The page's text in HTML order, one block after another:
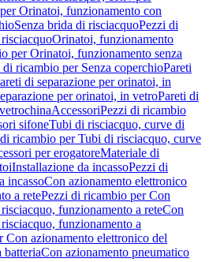
Orinatoi, funzionamento con
Senza brida di risciacquoPezzi di
Orinatoi, funzionamento
per Orinatoi, funzionamento senza
di ricambio per Senza coperchioPareti
di separazione per orinatoi, in
per orinatoi, in vetroPareti di
AccessoriPezzi di ricambio
sifoneTubi di risciacquo, curve di
ricambio per Tubi di risciacquo, curve
per erogatoreMateriale di
Installazione da incassoPezzi di
incassoCon azionamento elettronico
a retePezzi di ricambio per Con
funzionamento a reteCon
funzionamento a
Con azionamento elettronico del
batteriaCon azionamento pneumatico